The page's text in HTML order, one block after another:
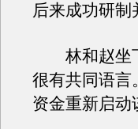
后来成功研制
林和赵坐下
很有共同语言
资金重新启动